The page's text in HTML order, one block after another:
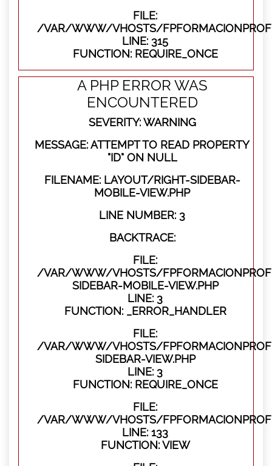
FILE:
/VAR/WWW/VHOSTS/
LINE: 315
FUNCTION: REQUIRE_ONCE
A PHP ERROR WAS
ENCOUNTERED
SEVERITY: WARNING
MESSAGE: ATTEMPT TO READ PROPERTY
"ID" ON NULL
FILENAME: LAYOUT/RIGHT-SIDEBAR-
MOBILE-VIEW.PHP
LINE NUMBER: 3
BACKTRACE:
FILE:
/VAR/WWW/VHOSTS/
SIDEBAR-MOBILE-VIEW.PHP
LINE: 3
FUNCTION: _ERROR_HANDLER
FILE:
/VAR/WWW/VHOSTS/
SIDEBAR-VIEW.PHP
LINE: 3
FUNCTION: REQUIRE_ONCE
FILE:
/VAR/WWW/VHOSTS/
LINE: 133
FUNCTION: VIEW